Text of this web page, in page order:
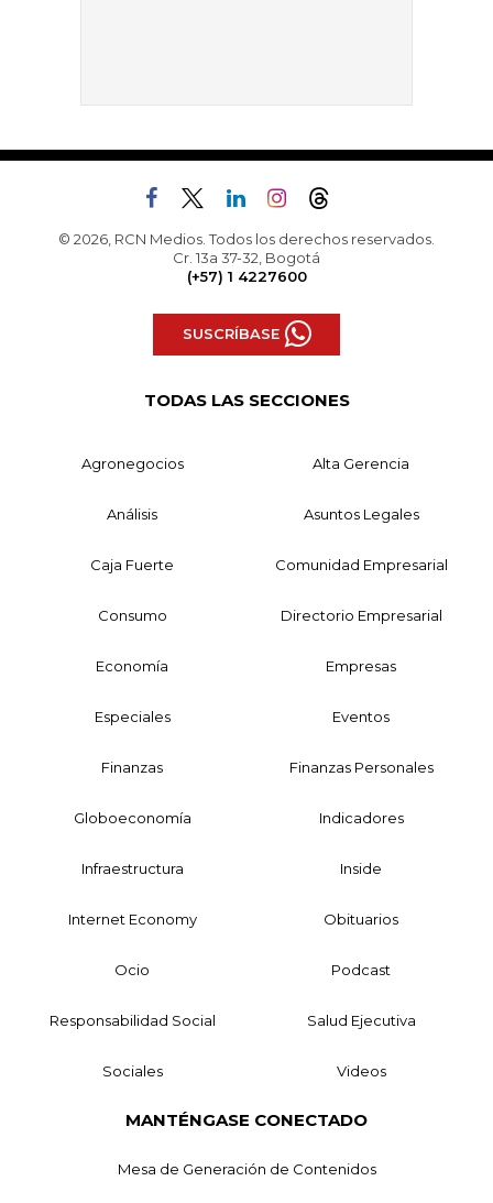
© 2026, RCN Medios. Todos los derechos reservados.
Cr. 13a 37-32, Bogotá
(+57) 1 4227600
SUSCRÍBASE
TODAS LAS SECCIONES
Agronegocios Alta Gerencia
Análisis Asuntos Legales
Caja Fuerte Comunidad Empresarial
Consumo Directorio Empresarial
Economía Empresas
Especiales Eventos
Finanzas Finanzas Personales
Globoeconomía Indicadores
Infraestructura Inside
Internet Economy Obituarios
Ocio Podcast
Responsabilidad Social Salud Ejecutiva
Sociales Videos
MANTÉNGASE CONECTADO
Mesa de Generación de Contenidos